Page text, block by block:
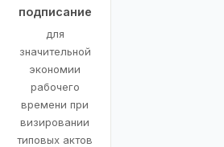
подписание
для
значительной
экономии
рабочего
времени при
визировании
типовых актов